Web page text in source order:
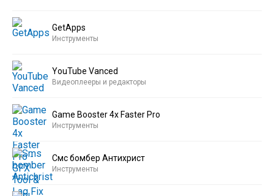
GetApps
Инструменты
YouTube Vanced
Видеоплееры и редакторы
Game Booster 4x Faster Pro
Инструменты
Смс бомбер Антихрист
Инструменты